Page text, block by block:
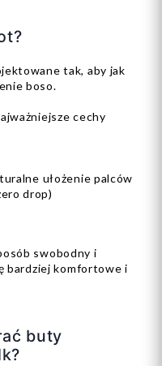
tak, aby jak
boso.
cechy
ułożenie palców
drop)
swobodny i
bardziej komfortowe i
buty